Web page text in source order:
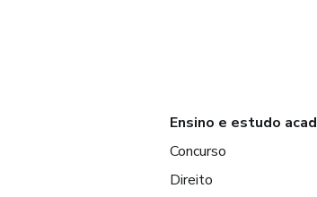
Ensino e estudo
Concurso
Direito